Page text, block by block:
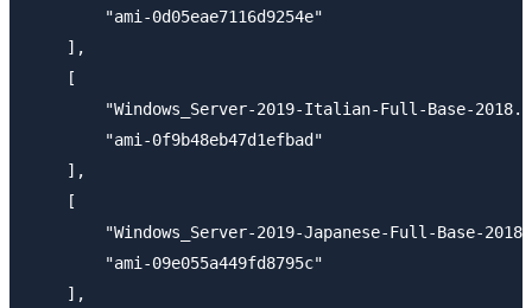
        "ami-0d05eae7116d9254e"
    ],
    [
"Windows_Server-2019-Italian-Full-Base-
        "ami-0f9b48eb47d1efbad"
    ],
    [
"Windows_Server-2019-Japanese-Full-Base-
        "ami-09e055a449fd8795c"
    ],